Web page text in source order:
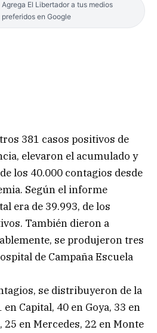
Agrega El Libertador a tus medios
preferidos en Google
381 casos positivos de
elevaron el acumulado y
los 40.000 contagios desde
Según el informe
era de 39.993, de los
También dieron a
se produjeron tres
de Campaña Escuela
se distribuyeron de la
Capital, 40 en Goya, 33 en
en Mercedes, 22 en Monte